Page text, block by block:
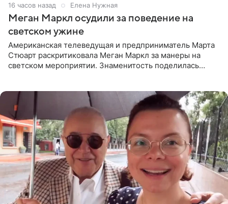
16 часов назад Елена Нужная
Меган Маркл осудили за поведение на
светском ужине
Американская телеведущая и предприниматель Марта
Стюарт раскритиковала Меган Маркл за манеры на
светском мероприятии. Знаменитость поделилась